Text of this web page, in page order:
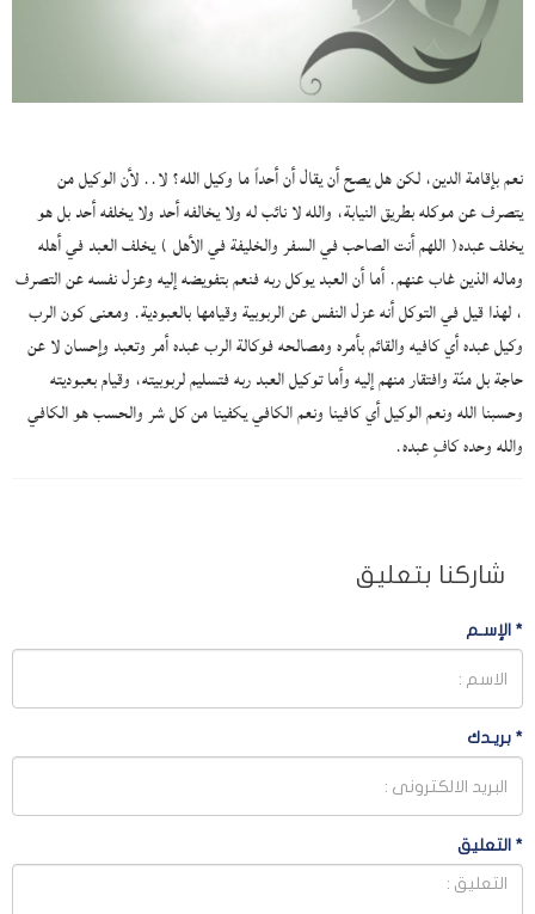
نعم بإقامة الدين، لكن هل يصح أن يقال أن أحداً ما وكيل الله؟ لا.. لأن الوكيل من
يتصرف عن موكله بطريق النيابة، والله لا نائب له ولا يخالفه أحد ولا يخلفه أحد بل هو
يخلف عبده( اللهم أنت الصاحب في السفر والخليفة في الأهل ) يخلف العبد في أهله
وماله الذين غاب عنهم. أما أن العبد يوكل ربه فنعم بتفويضه إليه وعزل نفسه عن التصرف
، لهذا قيل في التوكل أنه عزل النفس عن الربوبية وقيامها بالعبودية. ومعنى كون الرب
وكيل عبده أي كافيه والقائم بأمره ومصالحه فوكالة الرب عبده أمر وتعبد وإحسان لا عن
حاجة بل منّة وافتقار منهم إليه وأما توكيل العبد ربه فتسليم لربوبيته، وقيام بعبوديته
وحسبنا الله ونعم الوكيل أي كافينا ونعم الكافي يكفينا من كل شر والحسب هو الكافي
والله وحده كافٍ عبده.
شاركنا بتعليق
* الإسـم
* بريـدك
* التعليق